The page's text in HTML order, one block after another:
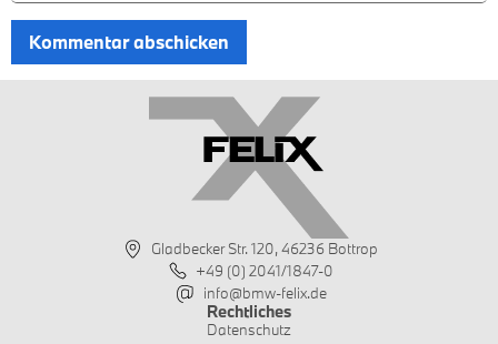
Gladbecker Str. 120, 46236 Bottrop
+49 (0) 2041/1847-0
info@bmw-felix.de
Rechtliches
Datenschutz